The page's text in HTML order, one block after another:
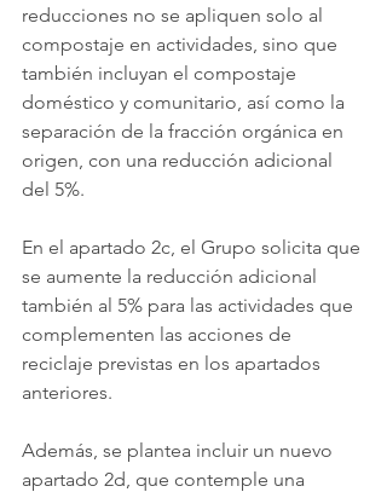
reducciones no se apliquen solo al
compostaje en actividades, sino que
también incluyan el compostaje
doméstico y comunitario, así como la
separación de la fracción orgánica en
origen, con una reducción adicional
del 5%.
En el apartado 2c, el Grupo solicita que
se aumente la reducción adicional
también al 5% para las actividades que
complementen las acciones de
reciclaje previstas en los apartados
anteriores.
Además, se plantea incluir un nuevo
apartado 2d, que contemple una